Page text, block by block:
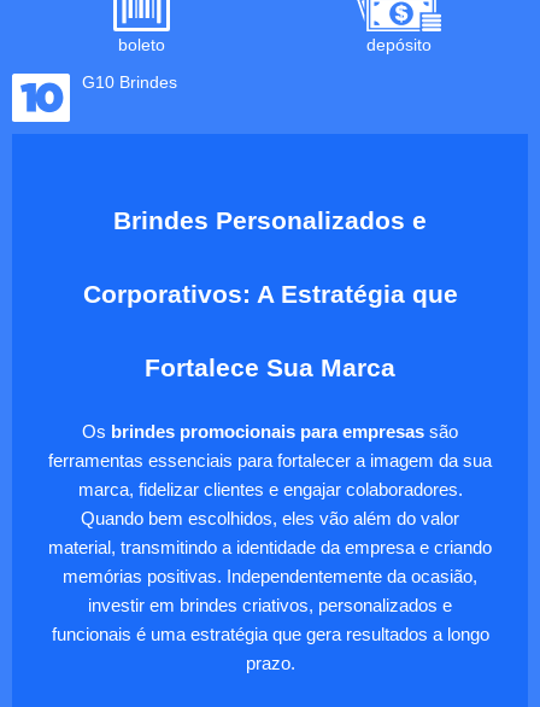
boleto
depósito
G10 Brindes
Brindes Personalizados e
Corporativos: A Estratégia que
Fortalece Sua Marca
Os brindes promocionais para empresas são
ferramentas essenciais para fortalecer a imagem da sua
marca, fidelizar clientes e engajar colaboradores.
Quando bem escolhidos, eles vão além do valor
material, transmitindo a identidade da empresa e criando
memórias positivas. Independentemente da ocasião,
investir em brindes criativos, personalizados e
funcionais é uma estratégia que gera resultados a longo
prazo.